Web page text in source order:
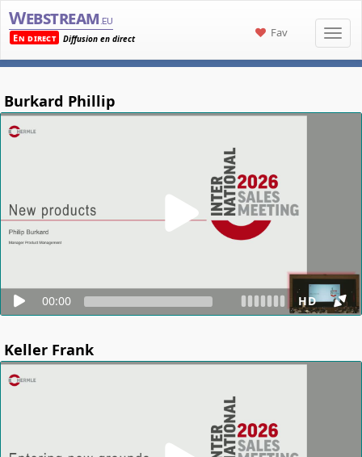
Webstream .eu
En direct
Diffusion en direct Fav
Burkard Phillip
00:00 HD
Keller Frank